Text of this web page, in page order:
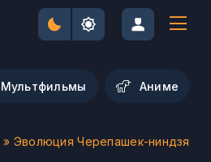
Мультфильмы Aниме
» Эволюция Черепашек-ниндзя